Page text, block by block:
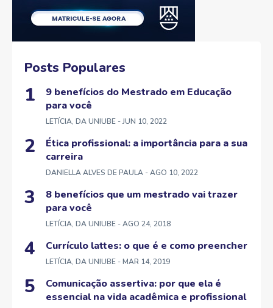
Posts Populares
9 benefícios do Mestrado em Educação
para você
LETÍCIA, DA UNIUBE - JUN 10, 2022
Ética profissional: a importância para a sua
carreira
DANIELLA ALVES DE PAULA - AGO 10, 2022
8 benefícios que um mestrado vai trazer
para você
LETÍCIA, DA UNIUBE - AGO 24, 2018
Currículo lattes: o que é e como preencher
LETÍCIA, DA UNIUBE - MAR 14, 2019
Comunicação assertiva: por que ela é
essencial na vida acadêmica e profissional